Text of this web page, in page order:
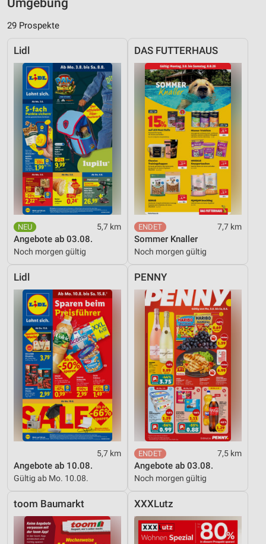
Umgebung
29 Prospekte
Lidl
5,7 km
Angebote ab 03.08.
Noch morgen gültig
DAS FUTTERHAUS
7,7 km
Sommer Knaller
Noch morgen gültig
Lidl
5,7 km
Angebote ab 10.08.
Gültig ab Mo. 10.08.
PENNY
7,5 km
Angebote ab 03.08.
Noch morgen gültig
toom Baumarkt XXXLutz